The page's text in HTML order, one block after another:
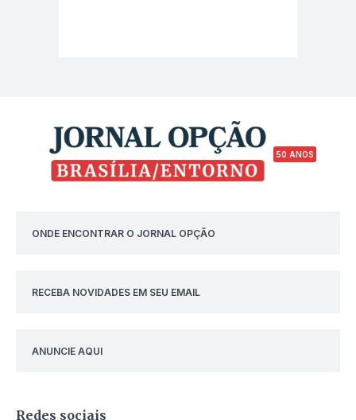
50 ANOS
ONDE ENCONTRAR O JORNAL OPÇÃO
RECEBA NOVIDADES EM SEU EMAIL
ANUNCIE AQUI
Redes sociais